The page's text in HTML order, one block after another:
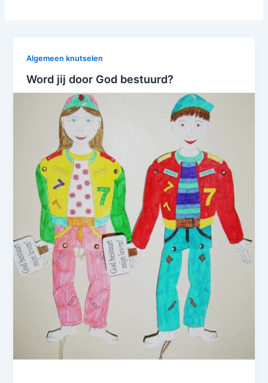
Algemeen knutselen
Word jij door God bestuurd?